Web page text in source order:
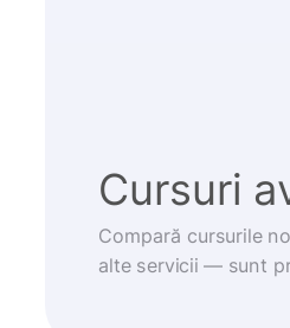
Cursuri
Compară cursurile
alte servicii — sunt